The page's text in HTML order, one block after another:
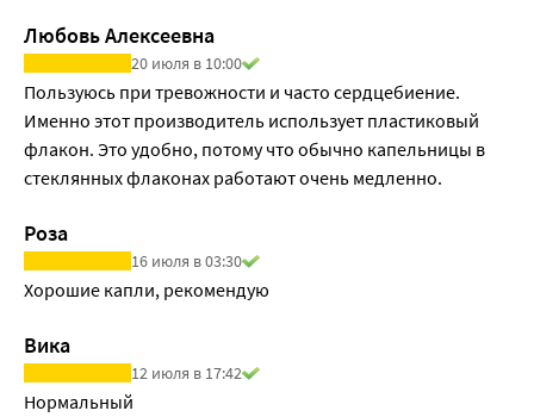
Любовь Алексеевна
20 июля в 10:00
Пользуюсь при тревожности и часто сердцебиение.
Именно этот производитель использует пластиковый
флакон. Это удобно, потому что обычно капельницы в
стеклянных флаконах работают очень медленно.
Роза
16 июля в 03:30
Хорошие капли, рекомендую
Вика
12 июля в 17:42
Нормальный